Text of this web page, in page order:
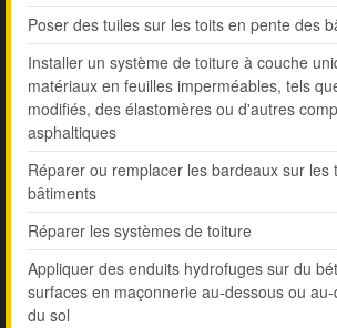
Poser des tuiles sur les toits en pente des
Installer un système de toiture à couche
matériaux en feuilles imperméables, tels
modifiés, des élastomères ou d'autres
asphaltiques
Réparer ou remplacer les bardeaux sur les
bâtiments
Réparer les systèmes de toiture
Appliquer des enduits hydrofuges sur du
surfaces en maçonnerie au-dessous ou
du sol